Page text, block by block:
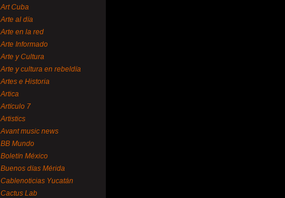
Art Cuba
Arte al día
Arte en la red
Arte Informado
Arte y Cultura
Arte y cultura en rebeldía
Artes e Historia
Artica
Artículo 7
Artistics
Avant music news
BB Mundo
Boletín México
Buenos días Mérida
Cablenoticias Yucatán
Cactus Lab